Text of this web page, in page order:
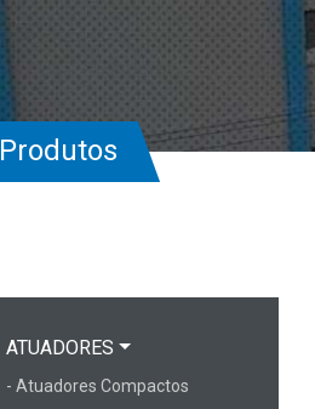
Produtos
ATUADORES
- Atuadores Compactos